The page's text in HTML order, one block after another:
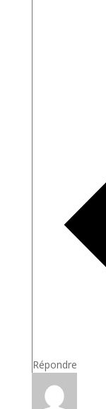
Répondre